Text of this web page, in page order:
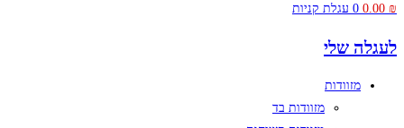
0.00 ₪
0 עגלת קניות
לעגלה שלי
מזוודות
מזוודות בד